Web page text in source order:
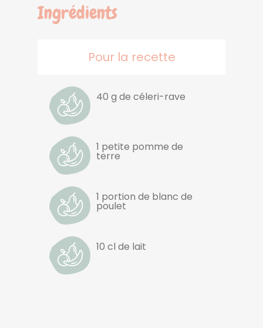
Ingrédients
Pour la recette
40 g de céleri-rave
1 petite pomme de
terre
1 portion de blanc de
poulet
10 cl de lait